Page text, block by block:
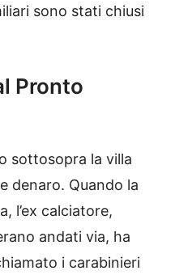
sono stati chiusi
Pronto
sottosopra la villa
denaro. Quando la
l’ex calciatore,
andati via, ha
i carabinieri